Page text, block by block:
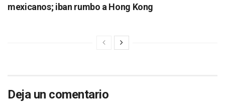
mexicanos; iban rumbo a Hong Kong
Deja un comentario